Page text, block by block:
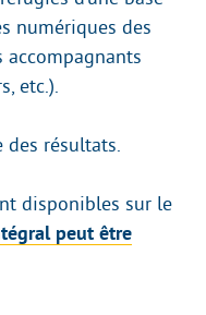
numériques des
accompagnants
etc.).
des résultats.
disponibles sur le
peut être